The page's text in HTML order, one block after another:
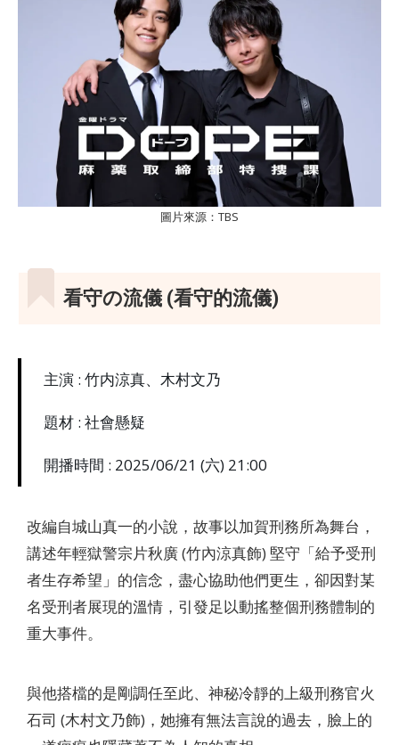
圖片來源：TBS
看守の流儀 (看守的流儀)
主演 : 竹内涼真、木村文乃
題材 : 社會懸疑
開播時間 : 2025/06/21 (六) 21:00
改編自城山真一的小說，故事以加賀刑務所為舞台，
講述年輕獄警宗片秋廣 (竹內涼真飾) 堅守「給予受刑
者生存希望」的信念，盡心協助他們更生，卻因對某
名受刑者展現的溫情，引發足以動搖整個刑務體制的
重大事件。
與他搭檔的是剛調任至此、神秘冷靜的上級刑務官火
石司 (木村文乃飾)，她擁有無法言說的過去，臉上的